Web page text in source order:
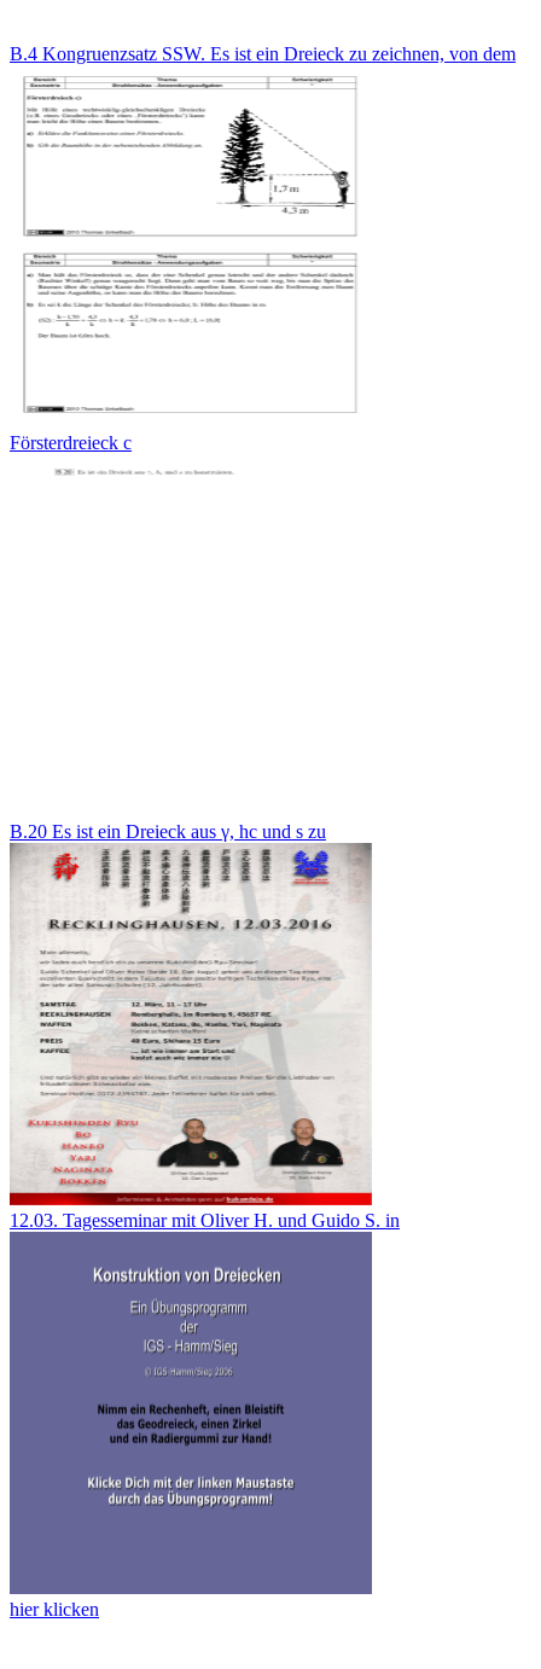
B.4 Kongruenzsatz SSW. Es ist ein Dreieck zu zeichnen, von dem
Försterdreieck c
B.20 Es ist ein Dreieck aus γ, hc und s zu
12.03. Tagesseminar mit Oliver H. und Guido S. in
hier klicken